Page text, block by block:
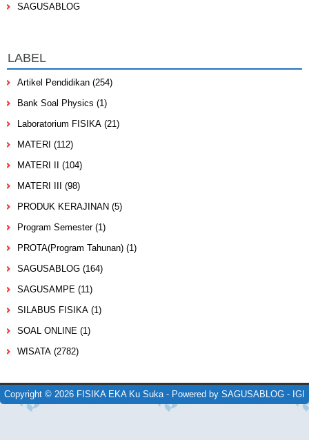
SAGUSABLOG
LABEL
Artikel Pendidikan (254)
Bank Soal Physics (1)
Laboratorium FISIKA (21)
MATERI (112)
MATERI II (104)
MATERI III (98)
PRODUK KERAJINAN (5)
Program Semester (1)
PROTA(Program Tahunan) (1)
SAGUSABLOG (164)
SAGUSAMPE (11)
SILABUS FISIKA (1)
SOAL ONLINE (1)
WISATA (2782)
Copyright © 2026 FISIKA EKA Ku Suka - Powered by SAGUSABLOG - IGI
Design by Lasantha
|